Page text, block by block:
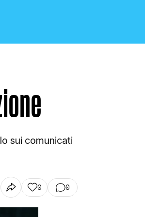
sui comunicati
0 0